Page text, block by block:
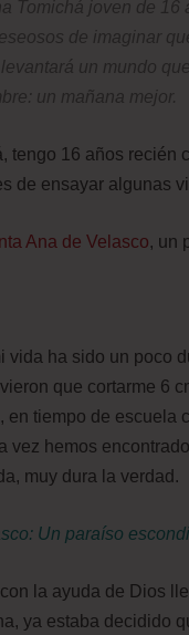
Tomichá joven de
de imaginar
un mundo
un mañana mejor.
tengo 16 años recién
de ensayar algunas
Ana de Velasco, un
vida ha sido un poco
que cortarme 6
tiempo de escuela
vez hemos
muy dura la verdad.
Un paraíso
la ayuda de Dios
ya estaba decidido